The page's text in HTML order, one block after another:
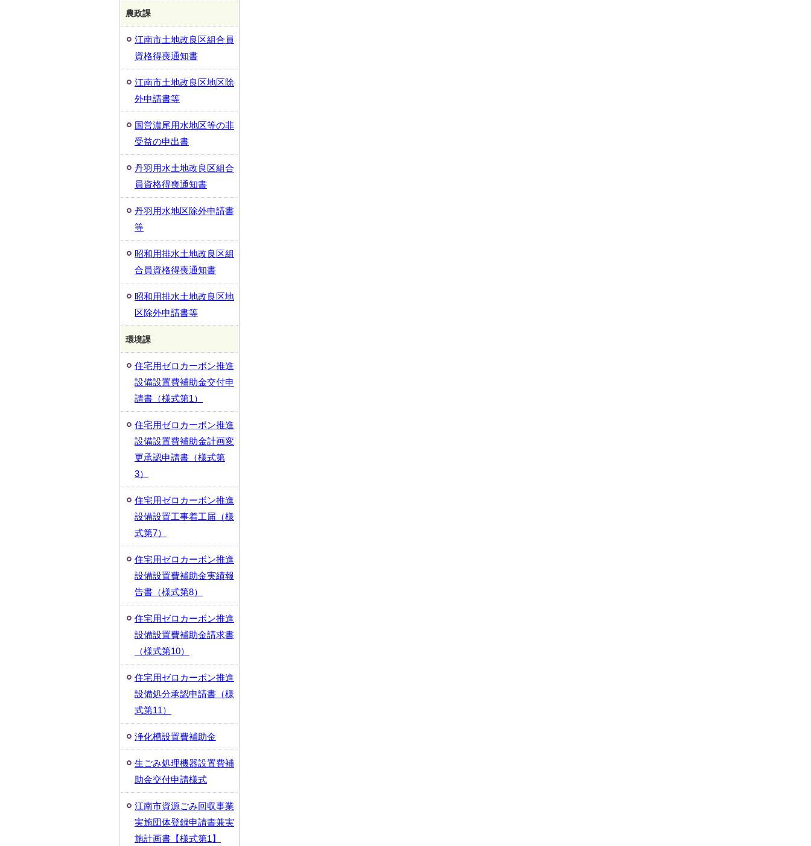
農政課
江南市土地改良区組合員
資格得喪通知書
江南市土地改良区地区除
外申請書等
国営濃尾用水地区等の非
受益の申出書
丹羽用水土地改良区組合
員資格得喪通知書
丹羽用水地区除外申請書
等
昭和用排水土地改良区組
合員資格得喪通知書
昭和用排水土地改良区地
区除外申請書等
環境課
住宅用ゼロカーボン推進
設備設置費補助金交付申
請書（様式第1）
住宅用ゼロカーボン推進
設備設置費補助金計画変
更承認申請書（様式第
3）
住宅用ゼロカーボン推進
設備設置工事着工届（様
式第7）
住宅用ゼロカーボン推進
設備設置費補助金実績報
告書（様式第8）
住宅用ゼロカーボン推進
設備設置費補助金請求書
（様式第10）
住宅用ゼロカーボン推進
設備処分承認申請書（様
式第11）
浄化槽設置費補助金
生ごみ処理機器設置費補
助金交付申請様式
江南市資源ごみ回収事業
実施団体登録申請書兼実
施計画書【様式第1】